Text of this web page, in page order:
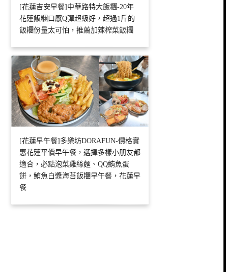
[花蓮吉安早餐]中華路特大飯糰-20年
花蓮飯糰口感Q彈超級好，超過1斤的
飯糰份量太可怕，推薦加辣榨菜飯糰
[花蓮早午餐]多樂坊DORAFUN-價格實
惠花蓮平價早午餐，選擇多樣小朋友都
適合，必點泡菜雞絲麵、QQ鮪魚蛋
餅，鮪魚白醬海苔飯糰早午餐，花蓮早
餐